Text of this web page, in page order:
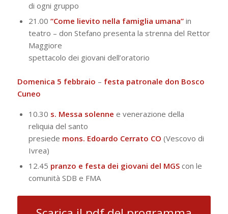
di ogni gruppo
21.00 “Come lievito nella famiglia umana”in
teatro – don Stefano presenta la strenna del Rettor
Maggiore
spettacolo dei giovani dell’oratorio
Domenica 5 febbraio – festa patronale don Bosco
Cuneo
10.30 s. Messa solenne e venerazione della
reliquia del santo
presiede mons. Edoardo Cerrato CO (Vescovo di
Ivrea)
12.45 pranzo e festa dei giovani del MGScon le
comunità SDB e FMA